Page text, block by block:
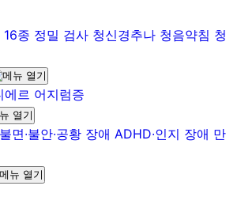
16종 정밀 검사 청신경추나 청음약침 청
에르 어지럼증
불면∙불안∙공황 장애 ADHD∙인지 장애 만